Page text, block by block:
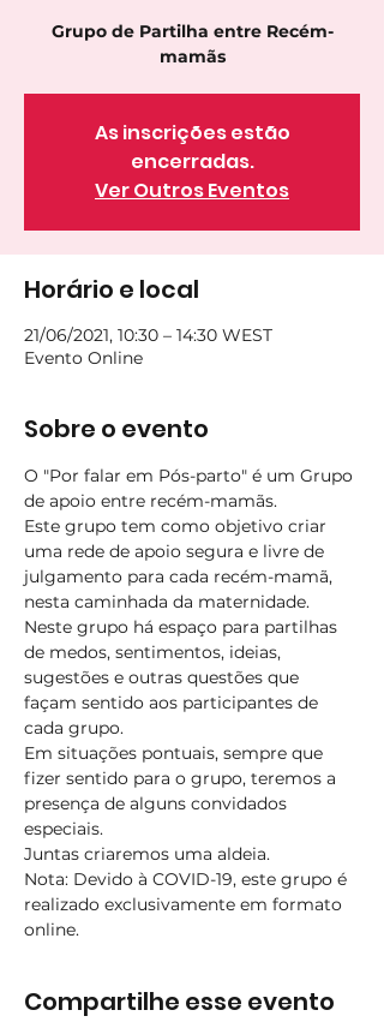
Grupo de Partilha entre Recém-
mamãs
As inscrições estão
encerradas.
Ver Outros Eventos
Horário e local
21/06/2021, 10:30 – 14:30 WEST
Evento Online
Sobre o evento
O "Por falar em Pós-parto" é um Grupo
de apoio entre recém-mamãs.
Este grupo tem como objetivo criar
uma rede de apoio segura e livre de
julgamento para cada recém-mamã,
nesta caminhada da maternidade.​
Neste grupo há espaço para partilhas
de medos, sentimentos, ideias,
sugestões e outras questões que
façam sentido aos participantes de
cada grupo.
Em situações pontuais, sempre que
fizer sentido para o grupo, teremos a
presença de alguns convidados
especiais.
Juntas criaremos uma aldeia.
Nota: Devido à COVID-19, este grupo é
realizado exclusivamente em formato
online.
Compartilhe esse evento